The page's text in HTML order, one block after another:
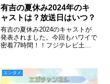
有吉の夏休み2024年のキ
ャストは？放送日はいつ？
有吉の夏休み2024のキャストが
発表されました。今回もハワイで
密着77時間！！フジテレビ土曜
エンタメ